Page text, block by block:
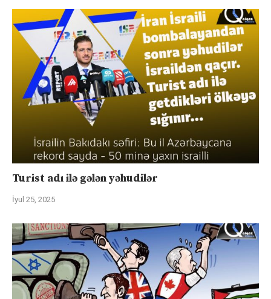
Turist adı ilə gələn yəhudilər
İyul 25, 2025